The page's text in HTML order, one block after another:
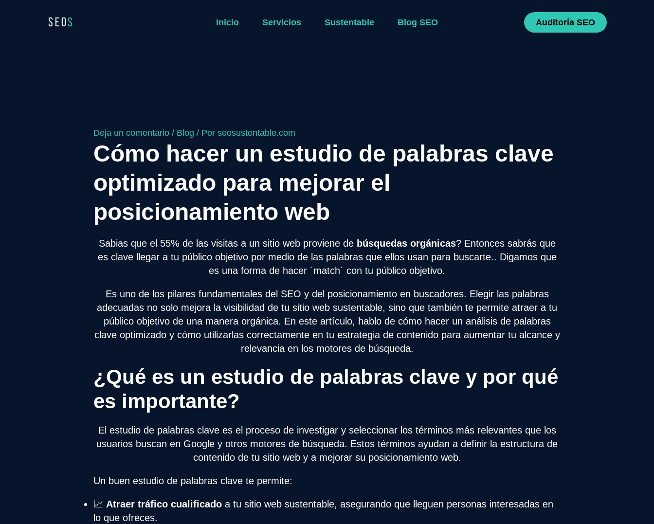
Inicio Servicios Sustentable Blog SEO Auditoría SEO
Deja un comentario / Blog / Porseosustentable.com
Cómo hacer un estudio de palabras clave
optimizado para mejorar el
posicionamiento web
Sabias que el 55% de las visitas a un sitio web proviene de búsquedas orgánicas? Entonces sabrás que
es clave llegar a tu público objetivo por medio de las palabras que ellos usan para buscarte.. Digamos que
es una forma de hacer ´match´ con tu público objetivo.
Es uno de los pilares fundamentales del SEO y del posicionamiento en buscadores. Elegir las palabras
adecuadas no solo mejora la visibilidad de tu sitio web sustentable, sino que también te permite atraer a tu
público objetivo de una manera orgánica. En este artículo, hablo de cómo hacer un análisis de palabras
clave optimizado y cómo utilizarlas correctamente en tu estrategia de contenido para aumentar tu alcance y
relevancia en los motores de búsqueda.
¿Qué es un estudio de palabras clave y por qué
es importante?
El estudio de palabras clave es el proceso de investigar y seleccionar los términos más relevantes que los
usuarios buscan en Google y otros motores de búsqueda. Estos términos ayudan a definir la estructura de
contenido de tu sitio web y a mejorar su posicionamiento web.
Un buen estudio de palabras clave te permite:
📈 Atraer tráfico cualificado a tu sitio web sustentable, asegurando que lleguen personas interesadas en
lo que ofreces.